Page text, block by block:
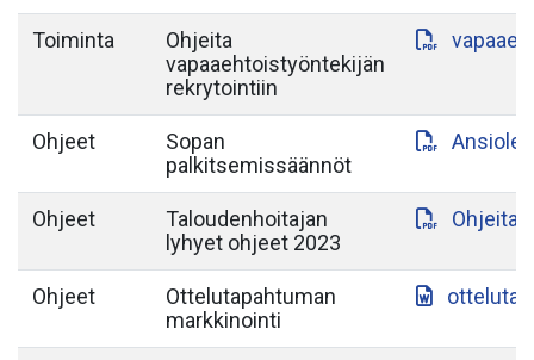
Toiminta
Ohjeita
vapaaehtoistyöntekijän
rekrytointiin
Ohjeet
Sopan
palkitsemissäännöt
Ohjeet
Taloudenhoitajan
lyhyet ohjeet 2023
Ohjeet
Ottelutapahtuman
markkinointi